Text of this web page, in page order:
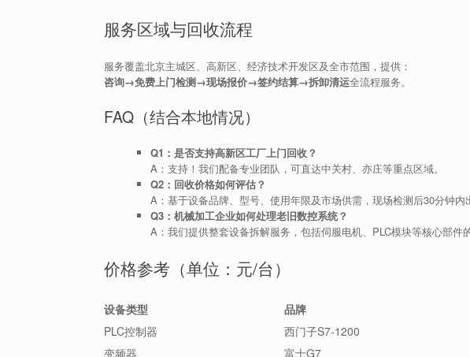
服务区域与回收流程
服务覆盖北京主城区、高新区、经济技术开发区及全市范围，提供：
咨询→免费上门检测→现场报价→签约结算→拆卸清运全流程服务。
FAQ（结合本地情况）
Q1：是否支持高新区工厂上门回收？
A：支持！我们配备专业团队，可直达中关村、亦庄等重点区域。
Q2：回收价格如何评估？
A：基于设备品牌、型号、使用年限及市场供需，现场检测后30分钟内
Q3：机械加工企业如何处理老旧数控系统？
A：我们提供整套设备拆解服务，包括伺服电机、PLC模块等核心部件的
价格参考（单位：元/台）
设备类型 品牌
PLC控制器
西门子S7-1200
变频器
富士G7